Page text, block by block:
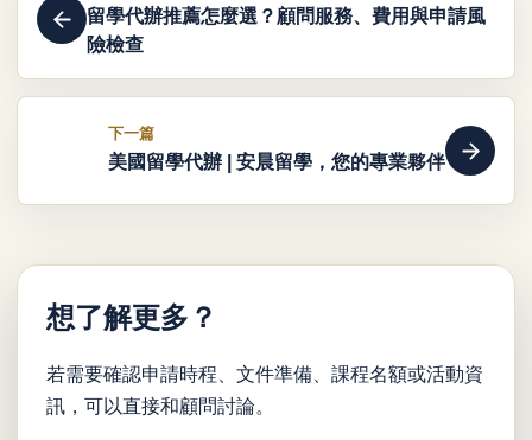
留學代辦推薦怎麼選？顧問服務、費用與申請風
險檢查
下一篇
美國留學代辦 | 安晨留學，您的專業夥伴
想了解更多？
若需要確認申請時程、文件準備、課程名額或活動資
訊，可以直接和顧問討論。